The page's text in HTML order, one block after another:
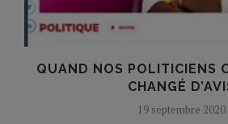
QUAND NOS POLITICIENS
CHANGÉ
19 septembre 2020